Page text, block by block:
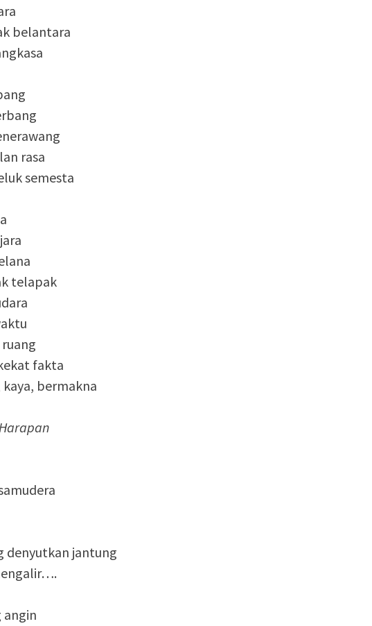
belantara
rasa
semesta
telapak
fakta
bermakna
denyutkan jantung
angin